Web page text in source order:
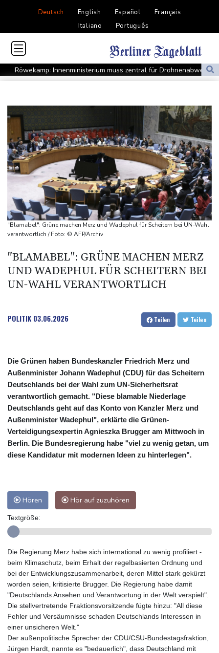
Deutsch English Español
Français
Italiano
Português
Röwekamp: Innenministerium muss zentral für Drohnenabwehr
zuständig sein
Erdogan reist zu Dreier-Gipfel mit Pakistan nach Saudi-Arabien
58 Soldaten im Jemen bei Huthi-Angriffen getötet - Regierung
kündigt Vergeltung an
UEFA hält an FIFA-Boykott fest - CAF hält zu Infantino
Jemen: 38 Soldaten bei Huthi-Angriffen getötet - Regierung
kündigt Vergeltung an
Mindestens zwei Tote bei Bombenexplosion in Kleinbus nahe
Damaskus
Real Madrid verlängert mit Vinicius Jr. bis 2032
Schwimm-EM: Eikermann und Rösler gewinnen Silber und Bronze
Syrische Staatsmedien: Bombe in Kleinbus nahe Damaskus
explodiert
"Blamabel": Grüne machen Merz und Wadephul für Scheitern bei UN-Wahl
verantwortlich / Foto: © AFP/Archiv
"BLAMABEL": GRÜNE MACHEN MERZ
UND WADEPHUL FÜR SCHEITERN BEI
UN-WAHL VERANTWORTLICH
POLITIK 03.06.2026 Teilen Teilen
Die Grünen haben Bundeskanzler Friedrich Merz und
Außenminister Johann Wadephul (CDU) für das Scheitern
Deutschlands bei der Wahl zum UN-Sicherheitsrat
verantwortlich gemacht. "Diese blamable Niederlage
Deutschlands geht auf das Konto von Kanzler Merz und
Außenminister Wadephul", erklärte die Grünen-
Verteidigungsexpertin Agnieszka Brugger am Mittwoch in
Berlin. Die Bundesregierung habe "viel zu wenig getan, um
diese Kandidatur mit modernen Ideen zu hinterlegen".
Hören Hör auf zuzuhören
Textgröße:
Die Regierung Merz habe sich international zu wenig profiliert -
beim Klimaschutz, beim Erhalt der regelbasierten Ordnung und
bei der Entwicklungszusammenarbeit, deren Mittel stark gekürzt
worden seien, kritisierte Brugger. Die Regierung habe damit
"Deutschlands Ansehen und Verantwortung in der Welt verspielt".
Die stellvertretende Fraktionsvorsitzende fügte hinzu: "All diese
Fehler und Versäumnisse schaden Deutschlands Interessen in
einer unsicheren Welt."
Der außenpolitische Sprecher der CDU/CSU-Bundestagsfraktion,
Jürgen Hardt, nannte es "bedauerlich", dass Deutschland mit